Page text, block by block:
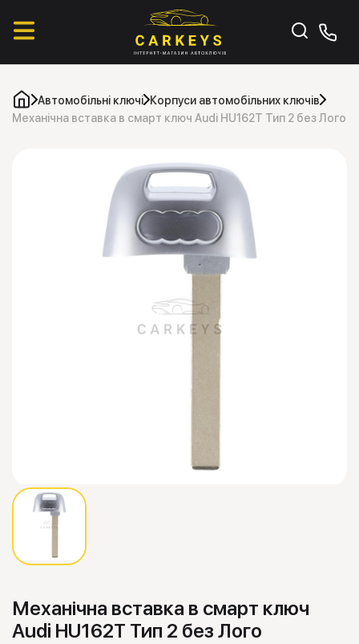
Автомобільні ключі
Корпуси автомобільних ключів
Механічна вставка в смарт ключ Audi HU162T Тип 2 без Лого
Механічна вставка в смарт ключ
Audi HU162T Тип 2 без Лого